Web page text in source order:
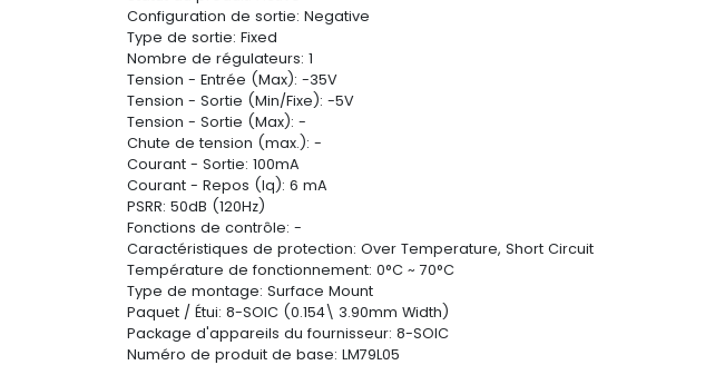
Configuration de sortie: Negative
Type de sortie: Fixed
Nombre de régulateurs: 1
Tension - Entrée (Max): -35V
Tension - Sortie (Min/Fixe): -5V
Tension - Sortie (Max): -
Chute de tension (max.): -
Courant - Sortie: 100mA
Courant - Repos (Iq): 6 mA
PSRR: 50dB (120Hz)
Fonctions de contrôle: -
Caractéristiques de protection: Over Temperature, Short Circuit
Température de fonctionnement: 0°C ~ 70°C
Type de montage: Surface Mount
Paquet / Étui: 8-SOIC (0.154\ 3.90mm Width)
Package d'appareils du fournisseur: 8-SOIC
Numéro de produit de base: LM79L05